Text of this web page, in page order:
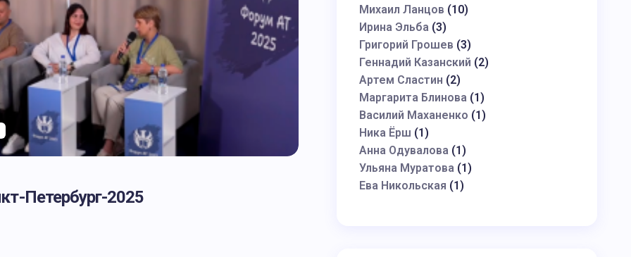
Петербург-2025
Михаил Ланцов (10)
Ирина Эльба (3)
Григорий Грошев (3)
Геннадий Казанский (2)
Артем Сластин (2)
Маргарита Блинова (1)
Василий Маханенко (1)
Ника Ёрш (1)
Анна Одувалова (1)
Ульяна Муратова (1)
Ева Никольская (1)